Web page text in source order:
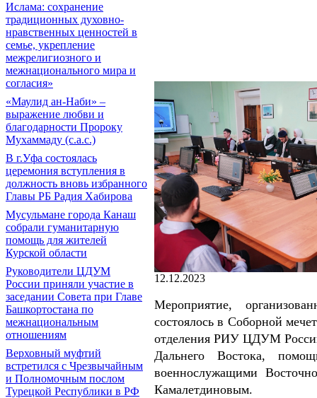
Ислама: сохранение
традиционных духовно-
нравственных ценностей в
семье, укрепление
межрелигиозного и
межнационального мира и
согласия»
«Маулид ан-Наби» –
выражение любви и
благодарности Пророку
Мухаммаду (с.а.с.)
В г.Уфа состоялась
церемония вступления в
должность вновь избранного
Главы РБ Радия Хабирова
Мусульмане города Канаш
собрали гуманитарную
помощь для жителей
Курской области
Руководители ЦДУМ
России приняли участие в
заседании Совета при Главе
Башкортостана по
межнациональным
отношениям
Верховный муфтий
встретился с Чрезвычайным
и Полномочным послом
Турецкой Республики в РФ
12.12.2023
Мероприятие,
состоялось в Соборной
отделения РИУ ЦДУМ России
Дальнего Востока,
военнослужащими
Камалетдиновым.